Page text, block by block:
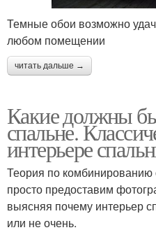
Темные обои возможно
любом помещении
читать дальше →
Какие должны
спальне.
интерьере
Теория по комбинированию
просто предоставим
выясняя почему интерьер
или не очень.